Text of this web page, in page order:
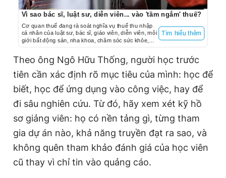
Vì sao bác sĩ, luật sư, diễn viên... vào 'tầm ngắm' thuế?
Cơ quan thuế đang rà soát nghĩa vụ thuế thu nhập
cá nhân của luật sư, bác sĩ, giáo viên, diễn viên, môi
giới bất động sản, nha khoa, chăm sóc sức khỏe,
thẩm mỹ…
Tìm hiểu thêm
Theo ông Ngô Hữu Thống, người học trước
tiên cần xác định rõ mục tiêu của mình: học để
biết, học để ứng dụng vào công việc, hay để
đi sâu nghiên cứu. Từ đó, hãy xem xét kỹ hồ
sơ giảng viên: họ có nền tảng gì, từng tham
gia dự án nào, khả năng truyền đạt ra sao, và
không quên tham khảo đánh giá của học viên
cũ thay vì chỉ tin vào quảng cáo.